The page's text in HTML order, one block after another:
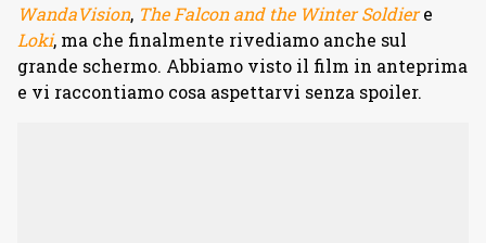
WandaVision, The Falcon and the Winter Soldiere
Loki, ma che finalmente rivediamo anche sul
grande schermo. Abbiamo visto il film in anteprima
e vi raccontiamo cosa aspettarvi senza spoiler.